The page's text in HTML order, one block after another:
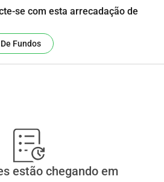
se com esta arrecadação de
Fundos
estão chegando em